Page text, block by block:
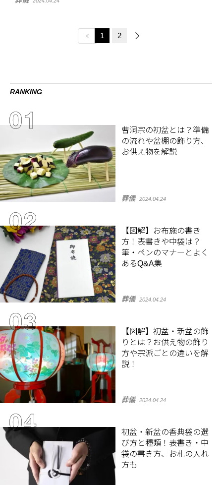
1 2
RANKING
曹洞宗の初盆とは？準備
の流れや盆棚の飾り方、
お供え物を解説
葬儀 2024.04.24
【図解】お布施の書き
方！表書きや中袋は？
筆・ペンのマナーとよく
あるQ&A集
葬儀 2024.04.24
【図解】初盆・新盆の飾
りとは？お供え物の飾り
方や宗派ごとの違いを解
説！
葬儀 2024.04.24
初盆・新盆の香典袋の選
び方と種類！表書き・中
袋の書き方、お札の入れ
方も